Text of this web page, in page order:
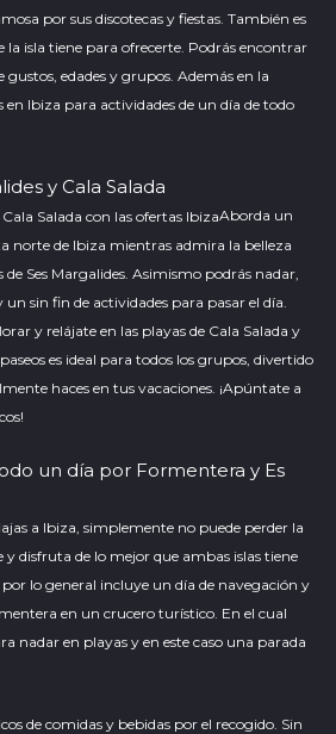
por sus discotecas y fiestas. También es
la isla tiene para ofrecerte. Podrás encontrar
gustos, edades y grupos. Además en la
Ibiza para actividades de un día de todo
y Cala Salada
Aborda un
norte de Ibiza mientras admira la belleza
de Ses Margalides. Asimismo podrás nadar,
sin fin de actividades para pasar el día.
y relájate en las playas de Cala Salada y
es ideal para todos los grupos, divertido
haces en tus vacaciones. ¡Apúntate a
un día por Formentera y Es
a Ibiza, simplemente no puede perder la
disfruta de lo mejor que ambas islas tiene
lo general incluye un día de navegación y
en un crucero turístico. En el cual
nadar en playas y en este caso una parada
de comidas y bebidas por el recogido. Sin